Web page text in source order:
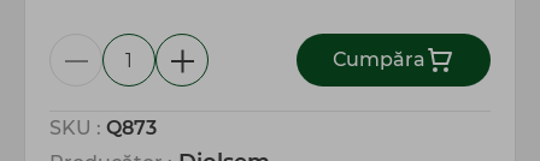
SKU : Q873
Сumpăra